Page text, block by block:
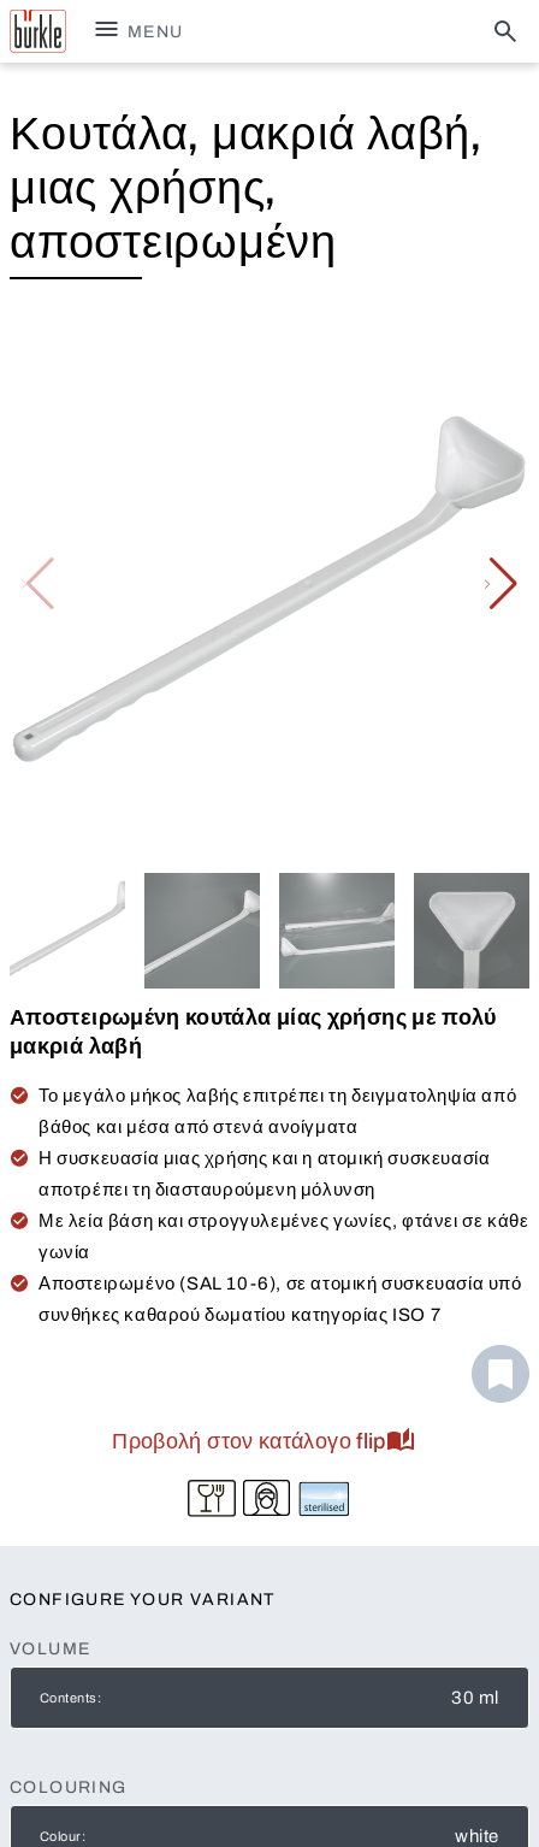
MENU
Κουτάλα, μακριά λαβή,
μιας χρήσης,
αποστειρωμένη
Αποστειρωμένη κουτάλα μίας χρήσης με πολύ
μακριά λαβή
Το μεγάλο μήκος λαβής επιτρέπει τη δειγματοληψία από
βάθος και μέσα από στενά ανοίγματα
Η συσκευασία μιας χρήσης και η ατομική συσκευασία
αποτρέπει τη διασταυρούμενη μόλυνση
Με λεία βάση και στρογγυλεμένες γωνίες, φτάνει σε κάθε
γωνία
Αποστειρωμένο (SAL 10-6), σε ατομική συσκευασία υπό
συνθήκες καθαρού δωματίου κατηγορίας ISO 7
Προβολή στον κατάλογο flip
CONFIGURE YOUR VARIANT
VOLUME
Contents: 30 ml
COLOURING
Colour: white